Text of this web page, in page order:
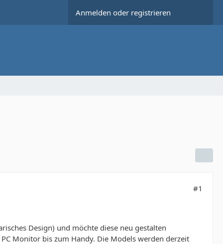
Anmelden oder registrieren
#1
Design) und möchte diese neu gestalten
Monitor bis zum Handy. Die Models werden derzeit